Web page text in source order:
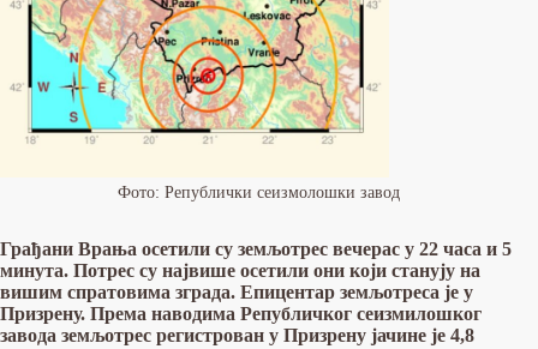
Фото: Републички сеизмолошки завод
Грађани Врања осетили су земљотрес вечерас у 22 часа и 5
минута. Потрес су највише осетили они који станују на
вишим спратовима зграда. Епицентар земљотреса је у
Призрену. Према наводима Републичког сеизмилошког
завода земљотрес регистрован у Призрену јачине је 4,8